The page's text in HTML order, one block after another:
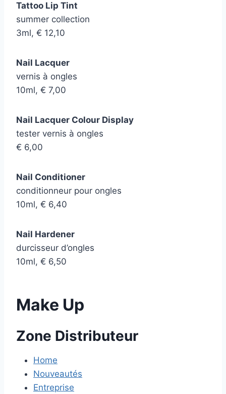
Tattoo Lip Tint
summer collection
3ml, € 12,10
Nail Lacquer
vernis à ongles
10ml, € 7,00
Nail Lacquer Colour Display
tester vernis à ongles
€ 6,00
Nail Conditioner
conditionneur pour ongles
10ml, € 6,40
Nail Hardener
durcisseur d’ongles
10ml, € 6,50
Make Up
Zone Distributeur
Home
Nouveautés
Entreprise